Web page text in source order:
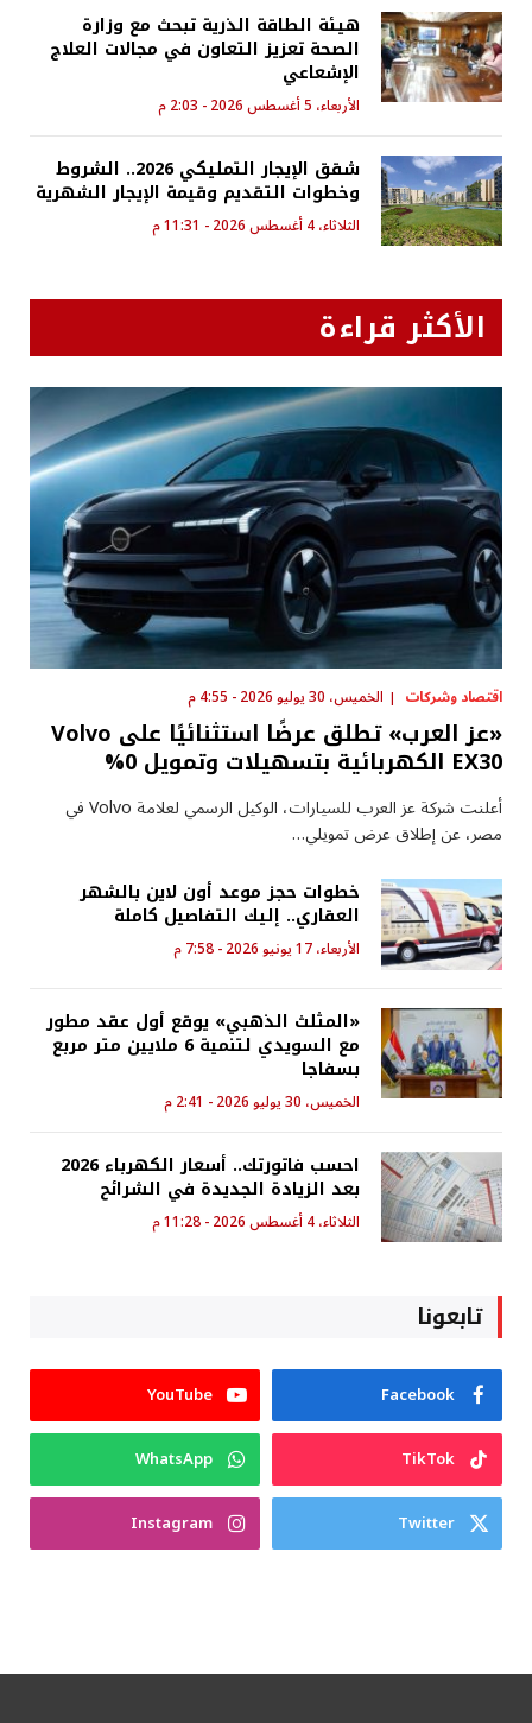
هيئة الطاقة الذرية تبحث مع وزارة
الصحة تعزيز التعاون في مجالات العلاج
الإشعاعي
الأربعاء، 5 أغسطس 2026 - 2:03 م
شقق الإيجار التمليكي 2026.. الشروط
وخطوات التقديم وقيمة الإيجار الشهرية
الثلاثاء، 4 أغسطس 2026 - 11:31 م
الأكثر قراءة
اقتصاد وشركات الخميس، 30 يوليو 2026 - 4:55 م
«عز العرب» تطلق عرضًا استثنائيًا على Volvo
EX30 الكهربائية بتسهيلات وتمويل 0%
أعلنت شركة عز العرب للسيارات، الوكيل الرسمي لعلامة Volvo في
مصر، عن إطلاق عرض تمويلي…
خطوات حجز موعد أون لاين بالشهر
العقاري.. إليك التفاصيل كاملة
الأربعاء، 17 يونيو 2026 - 7:58 م
«المثلث الذهبي» يوقع أول عقد مطور
مع السويدي لتنمية 6 ملايين متر مربع
بسفاجا
الخميس، 30 يوليو 2026 - 2:41 م
احسب فاتورتك.. أسعار الكهرباء 2026
بعد الزيادة الجديدة في الشرائح
الثلاثاء، 4 أغسطس 2026 - 11:28 م
تابعونا
Facebook
YouTube
TikTok
WhatsApp
Twitter
Instagram